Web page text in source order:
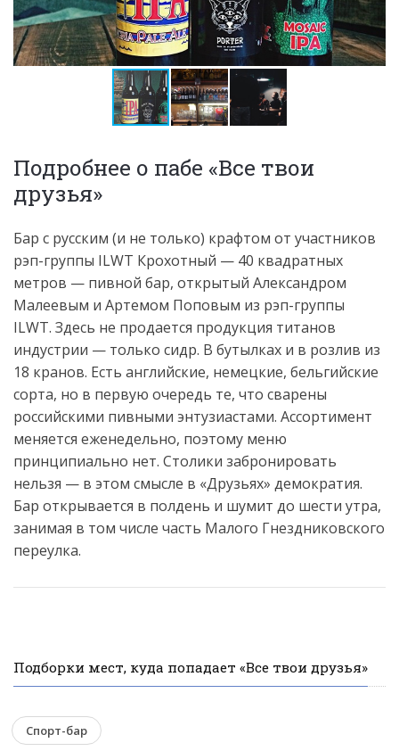
Подробнее о пабе «Все твои
друзья»
Бар с русским (и не только) крафтом от участников
рэп-группы ILWT Крохотный — 40 квадратных
метров — пивной бар, открытый Александром
Малеевым и Артемом Поповым из рэп-группы
ILWT. Здесь не продается продукция титанов
индустрии — только сидр. В бутылках и в розлив из
18 кранов. Есть английские, немецкие, бельгийские
сорта, но в первую очередь те, что сварены
российскими пивными энтузиастами. Ассортимент
меняется еженедельно, поэтому меню
принципиально нет. Столики забронировать
нельзя — в этом смысле в «Друзьях» демократия.
Бар открывается в полдень и шумит до шести утра,
занимая в том числе часть Малого Гнездниковского
переулка.
Подборки мест, куда попадает «Все твои друзья»
Спорт-бар